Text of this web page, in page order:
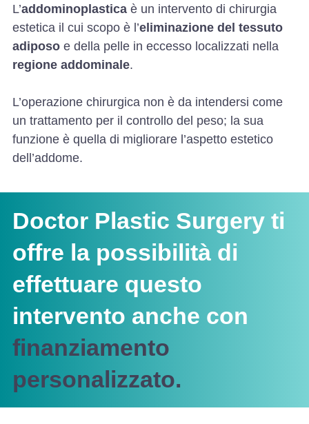
L’addominoplastica è un intervento di chirurgia
estetica il cui scopo è l’eliminazione del tessuto
adiposo e della pelle in eccesso localizzati nella
regione addominale.
L’operazione chirurgica non è da intendersi come
un trattamento per il controllo del peso; la sua
funzione è quella di migliorare l’aspetto estetico
dell’addome.
Doctor Plastic Surgery ti
offre la possibilità di
effettuare questo
intervento anche con
finanziamento
personalizzato.